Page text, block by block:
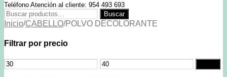
Teléfono Atención al cliente: 954 493 693
Buscar
por:
Buscar
Inicio/CABELLO/POLVO DECOLORANTE
Filtrar por precio
Precio
mínimo
Precio
máximo